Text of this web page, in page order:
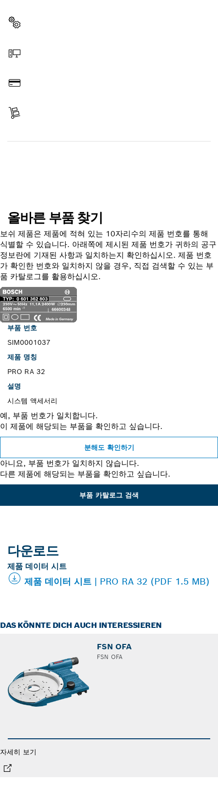
올바른 부품 찾기
보쉬 제품은 제품에 적혀 있는 10자리수의 제품 번호를 통해
식별할 수 있습니다. 아래쪽에 제시된 제품 번호가 귀하의 공구
정보란에 기재된 사항과 일치하는지 확인하십시오. 제품 번호
가 확인한 번호와 일치하지 않을 경우, 직접 검색할 수 있는 부
품 카탈로그를 활용하십시오.
부품 번호
SIM0001037
제품 명칭
PRO RA 32
설명
시스템 액세서리
예, 부품 번호가 일치합니다.
이 제품에 해당되는 부품을 확인하고 싶습니다.
분해도 확인하기
아니요, 부품 번호가 일치하지 않습니다.
다른 제품에 해당되는 부품을 확인하고 싶습니다.
부품 카탈로그 검색
다운로드
제품 데이터 시트
제품 데이터 시트 | PRO RA 32 (PDF 1.5 MB)
DAS KÖNNTE DICH AUCH INTERESSIEREN
FSN OFA
FSN OFA
자세히 보기